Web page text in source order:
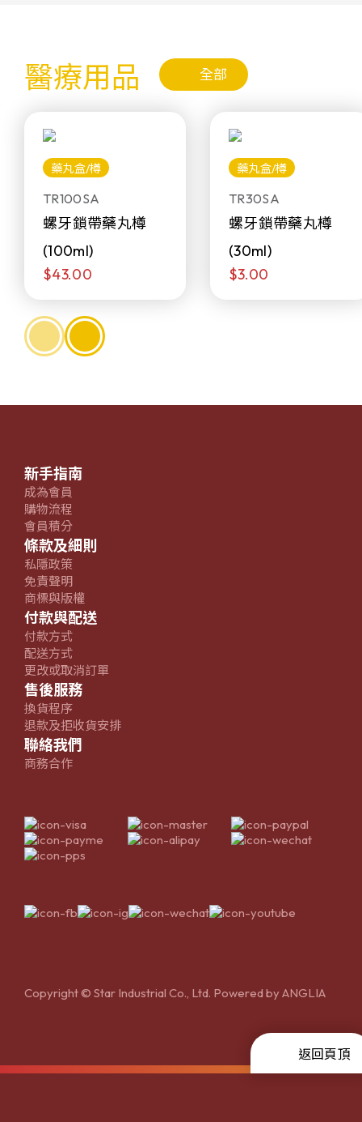
醫療用品 全部
藥丸盒/樽
TR100SA
螺牙鎖帶藥丸樽
(100ml)
$43.00
藥丸盒/樽
TR30SA
螺牙鎖帶藥丸樽
(30ml)
$3.00
新手指南
成為會員
購物流程
會員積分
條款及細則
私隱政策
免責聲明
商標與版權
付款與配送
付款方式
配送方式
更改或取消訂單
售後服務
換貨程序
退款及拒收貨安排
聯絡我們
商務合作
Copyright © Star Industrial Co., Ltd. Powered byANGLIA
返回頁頂